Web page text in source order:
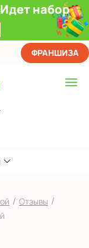
набор
ФРАНШИЗА
/ Отзывы /